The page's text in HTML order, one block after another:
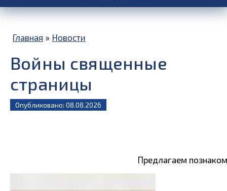
Главная » Новости
Войны священные
страницы
Опубликовано: 08.08.2026
Предлагаем